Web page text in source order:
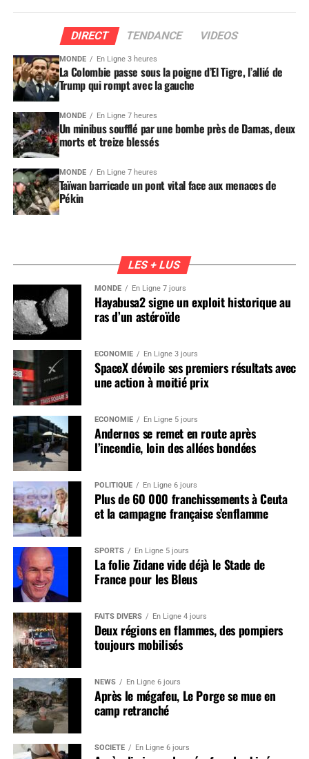
DIRECT TENDANCE VIDEOS
MONDE En Ligne 3 heures
La Colombie passe sous la poigne d’El Tigre, l’allié de
Trump qui rompt avec la gauche
MONDE En Ligne 7 heures
Un minibus soufflé par une bombe près de Damas, deux
morts et treize blessés
MONDE En Ligne 7 heures
Taïwan barricade un pont vital face aux menaces de
Pékin
LES + LUS
MONDE En Ligne 7 jours
Hayabusa2 signe un exploit historique au
ras d’un astéroïde
ÉCONOMIE En Ligne 3 jours
SpaceX dévoile ses premiers résultats avec
une action à moitié prix
ÉCONOMIE En Ligne 5 jours
Andernos se remet en route après
l’incendie, loin des allées bondées
POLITIQUE En Ligne 6 jours
Plus de 60 000 franchissements à Ceuta
et la campagne française s’enflamme
SPORTS En Ligne 5 jours
La folie Zidane vide déjà le Stade de
France pour les Bleus
FAITS DIVERS En Ligne 4 jours
Deux régions en flammes, des pompiers
toujours mobilisés
NEWS En Ligne 6 jours
Après le mégafeu, Le Porge se mue en
camp retranché
SOCIÉTÉ En Ligne 6 jours